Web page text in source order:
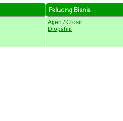
Peluang Bisnis
Agen / Grosir
Dropship